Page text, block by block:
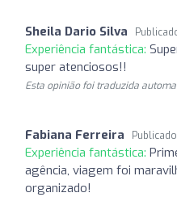
Sheila Dario Silva
Experiência fantástica:
super atenciosos!!
Esta opinião foi traduzida
Fabiana Ferreira
Experiência fantástica:
agência, viagem foi
organizado!